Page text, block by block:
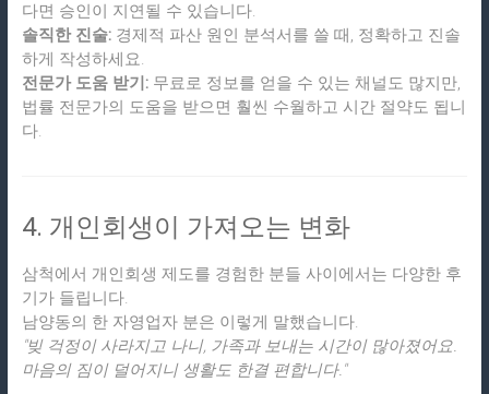
다면 승인이 지연될 수 있습니다.
솔직한 진술:경제적 파산 원인 분석서를 쓸 때, 정확하고 진솔
하게 작성하세요.
전문가 도움 받기:무료로 정보를 얻을 수 있는 채널도 많지만,
법률 전문가의 도움을 받으면 훨씬 수월하고 시간 절약도 됩니
다.
4. 개인회생이 가져오는 변화
삼척에서 개인회생 제도를 경험한 분들 사이에서는 다양한 후
기가 들립니다.
남양동의 한 자영업자 분은 이렇게 말했습니다.
"빚 걱정이 사라지고 나니, 가족과 보내는 시간이 많아졌어요.
마음의 짐이 덜어지니 생활도 한결 편합니다."